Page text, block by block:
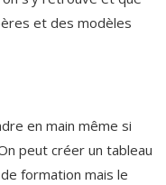
et des modèles
en main même si
peut créer un tableau
formation mais le